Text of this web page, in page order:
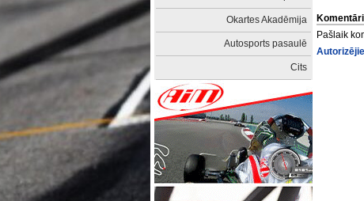
Okartes Akadēmija
Autosports pasaulē
Cits
Komentāri
Pašlaik